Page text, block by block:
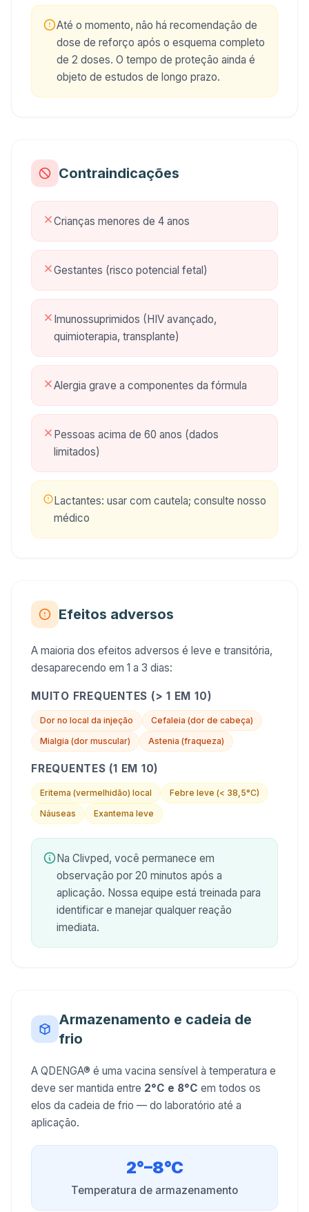
Até o momento, não há recomendação de
dose de reforço após o esquema completo
de 2 doses. O tempo de proteção ainda é
objeto de estudos de longo prazo.
Contraindicações
Crianças menores de 4 anos
Gestantes (risco potencial fetal)
Imunossuprimidos (HIV avançado,
quimioterapia, transplante)
Alergia grave a componentes da fórmula
Pessoas acima de 60 anos (dados
limitados)
Lactantes: usar com cautela; consulte nosso
médico
Efeitos adversos
A maioria dos efeitos adversos é leve e transitória,
desaparecendo em 1 a 3 dias:
MUITO FREQUENTES (> 1 EM 10)
Dor no local da injeção
Cefaleia (dor de cabeça)
Mialgia (dor muscular)
Astenia (fraqueza)
FREQUENTES (1 EM 10)
Eritema (vermelhidão) local
Febre leve (< 38,5°C)
Náuseas
Exantema leve
Na Clivped, você permanece em
observação por 20 minutos após a
aplicação. Nossa equipe está treinada para
identificar e manejar qualquer reação
imediata.
Armazenamento e cadeia de
frio
A QDENGA® é uma vacina sensível à temperatura e
deve ser mantida entre 2°C e 8°C em todos os
elos da cadeia de frio — do laboratório até a
aplicação.
2°–8°C
Temperatura de armazenamento